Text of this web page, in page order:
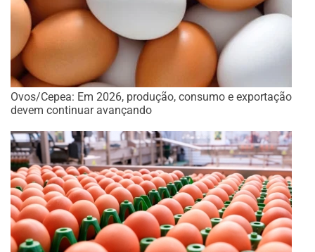
Ovos/Cepea: Em 2026, produção, consumo e exportação
devem continuar avançando